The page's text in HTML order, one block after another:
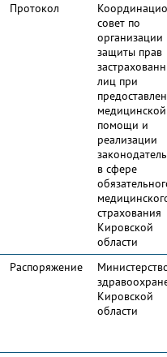
Протокол
совет по
организации
защиты прав
лиц при
медицинской
помощи и
реализации
в сфере
страхования
Кировской
области
Распоряжение
Кировской
области